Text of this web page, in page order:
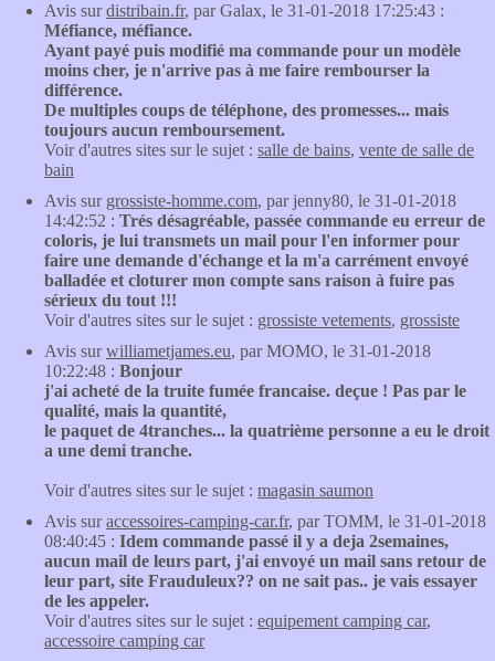
Avis surdistribain.fr, par Galax, le 31-01-2018 17:25:43 :
Méfiance, méfiance.
Ayant payé puis modifié ma commande pour un modèle
moins cher, je n'arrive pas à me faire rembourser la
différence.
De multiples coups de téléphone, des promesses... mais
toujours aucun remboursement.
Voir d'autres sites sur le sujet : salle de bains, vente de salle de
bain
Avis sur grossiste-homme.com, par jenny80, le 31-01-2018
14:42:52 : Trés désagréable, passée commande eu erreur de
coloris, je lui transmets un mail pour l'en informer pour
faire une demande d'échange et la m'a carrément envoyé
balladée et cloturer mon compte sans raison à fuire pas
sérieux du tout !!!
Voir d'autres sites sur le sujet : grossiste vetements, grossiste
Avis surwilliametjames.eu, par MOMO, le 31-01-2018
10:22:48 : Bonjour
j'ai acheté de la truite fumée francaise. deçue ! Pas par le
qualité, mais la quantité,
le paquet de 4tranches... la quatrième personne a eu le droit
a une demi tranche.
Voir d'autres sites sur le sujet : magasin saumon
Avis suraccessoires-camping-car.fr, par TOMM, le 31-01-2018
08:40:45 : Idem commande passé il y a deja 2semaines,
aucun mail de leurs part, j'ai envoyé un mail sans retour de
leur part, site Frauduleux?? on ne sait pas.. je vais essayer
de les appeler.
Voir d'autres sites sur le sujet : equipement camping car,
accessoire camping car